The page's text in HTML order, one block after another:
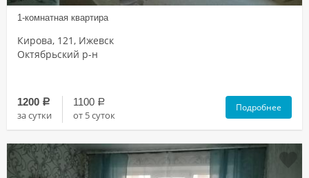
1-комнатная квартира
Кирова, 121, Ижевск
Октябрьский р-н
1200 a
за сутки
1100 a
от 5 суток
Подробнее